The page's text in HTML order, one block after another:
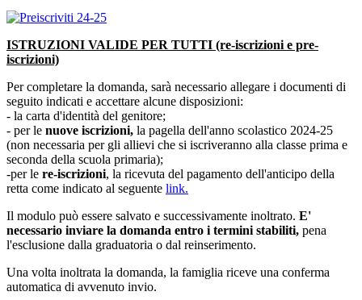
ISTRUZIONI VALIDE PER TUTTI (re-iscrizioni e pre-
iscrizioni)
Per completare la domanda, sarà necessario allegare i documenti di
seguito indicati e accettare alcune disposizioni:
- la carta d'identità del genitore;
- per le nuove iscrizioni, la pagella dell'anno scolastico 2024-25
(non necessaria per gli allievi che si iscriveranno alla classe prima e
seconda della scuola primaria);
-per le re-iscrizioni, la ricevuta del pagamento dell'anticipo della
retta come indicato al seguente link.
Il modulo può essere salvato e successivamente inoltrato. E'
necessario inviare la domanda entro i termini stabiliti, pena
l'esclusione dalla graduatoria o dal reinserimento.
Una volta inoltrata la domanda, la famiglia riceve una conferma
automatica di avvenuto invio.